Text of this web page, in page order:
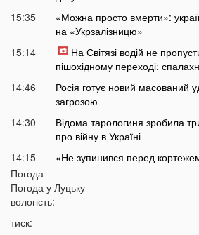
15:35
«Можна просто вмерти»:
на «Укрзалізницю»
15:14
На Світязі водій не
пішохідному переході:
14:46
Росія готує новий масований
загрозою
14:30
Відома тарологиня зробила
про війну в Україні
14:15
«Не зупинився перед
14:00
Укртелеком у першому
Погода
Погода у Луцьку
вологість:
тиск: